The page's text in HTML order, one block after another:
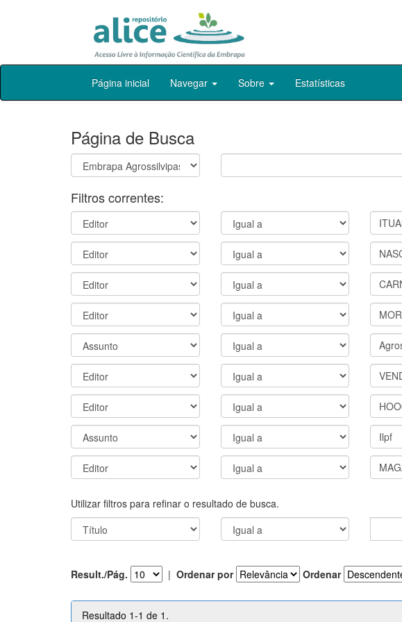
Skip
Página inicial Navegar Sobre Estatísticas
Página de Busca
Filtros correntes:
Utilizar filtros para refinar o resultado de busca.
Result./Pág. | Ordenar por Ordenar
Resultado 1-1 de 1.